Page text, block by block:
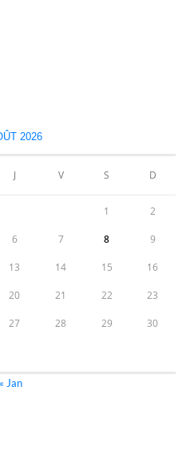
2026
J V S D
1 2
6 7 8 9
13 14 15 16
20 21 22 23
27 28 29 30
« Jan